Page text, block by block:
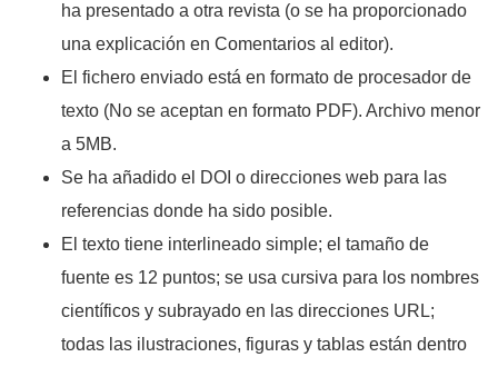
ha presentado a otra revista (o se ha proporcionado
una explicación en Comentarios al editor).
El fichero enviado está en formato de procesador de
texto (No se aceptan en formato PDF). Archivo menor
a 5MB.
Se ha añadido el DOI o direcciones web para las
referencias donde ha sido posible.
El texto tiene interlineado simple; el tamaño de
fuente es 12 puntos; se usa cursiva para los nombres
científicos y subrayado en las direcciones URL;
todas las ilustraciones, figuras y tablas están dentro